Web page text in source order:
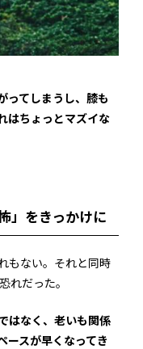
ってしまうし、膝も
はちょっとマズイな
」をきっかけに
もない。それと同時
れだった。
はなく、老いも関係
ースが早くなってき